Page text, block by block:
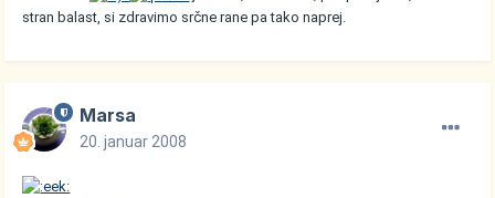
stran balast, si zdravimo srčne rane pa tako naprej.
Marsa
20. januar 2008